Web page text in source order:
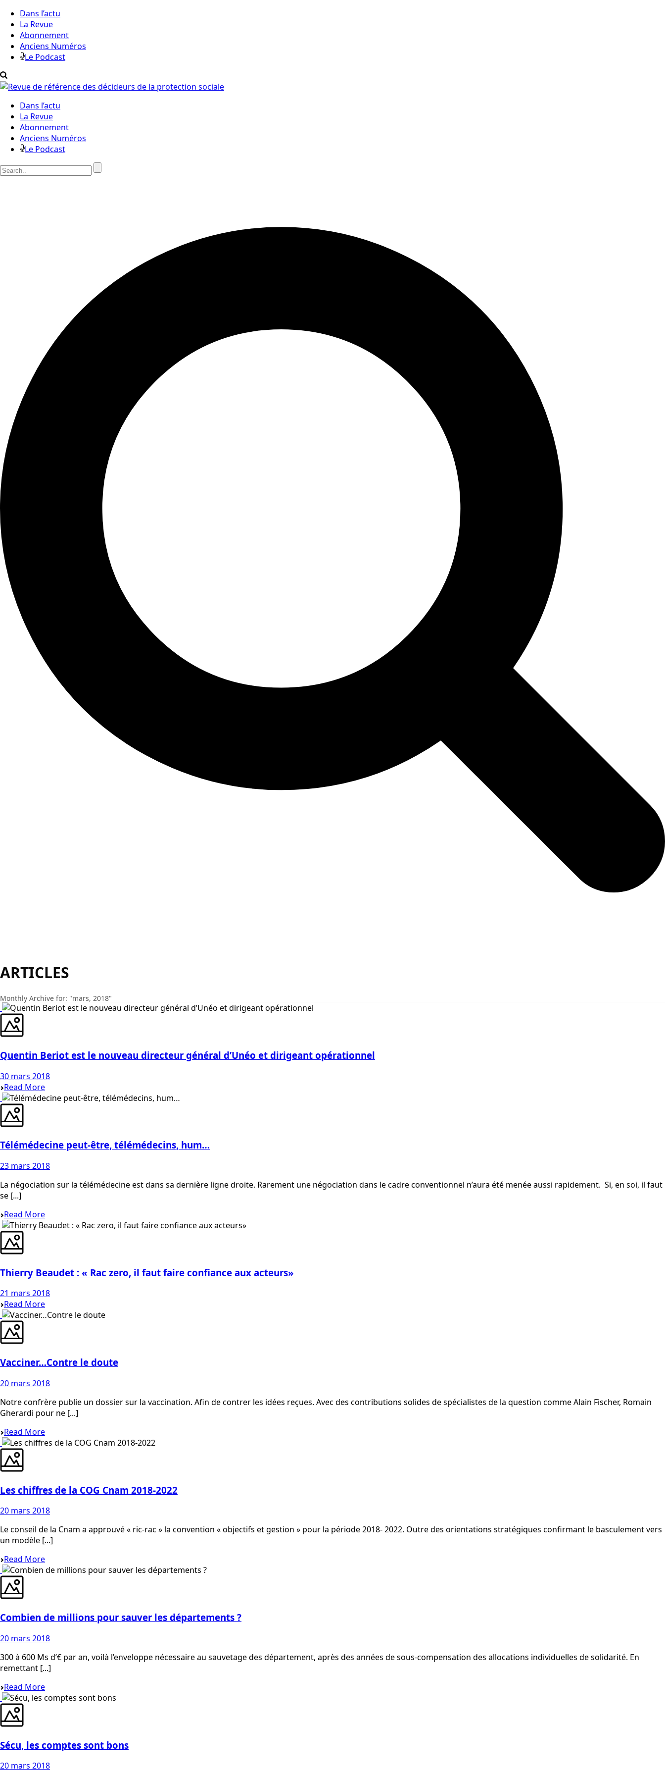
Dans l’actu
La Revue
Abonnement
Anciens Numéros
Le Podcast
Dans l’actu
La Revue
Abonnement
Anciens Numéros
Le Podcast
ARTICLES
Monthly Archive for: "mars, 2018"
Quentin Beriot est le nouveau directeur général d’Unéo et dirigeant opérationnel
30 mars 2018
Read More
Télémédecine peut-être, télémédecins, hum…
23 mars 2018
La négociation sur la télémédecine est dans sa dernière ligne droite. Rarement une négociation dans le cadre conventionnel n’aura été menée aussi rapidement. Si, en soi, il faut
se [...]
Read More
Thierry Beaudet : « Rac zero, il faut faire confiance aux acteurs»
21 mars 2018
Read More
Vacciner…Contre le doute
20 mars 2018
Notre confrère publie un dossier sur la vaccination. Afin de contrer les idées reçues. Avec des contributions solides de spécialistes de la question comme Alain Fischer, Romain
Gherardi pour ne [...]
Read More
Les chiffres de la COG Cnam 2018-2022
20 mars 2018
Le conseil de la Cnam a approuvé « ric-rac » la convention « objectifs et gestion » pour la période 2018- 2022. Outre des orientations stratégiques confirmant le basculement vers
un modèle [...]
Read More
Combien de millions pour sauver les départements ?
20 mars 2018
300 à 600 Ms d’€ par an, voilà l’enveloppe nécessaire au sauvetage des département, après des années de sous-compensation des allocations individuelles de solidarité. En
remettant [...]
Read More
Sécu, les comptes sont bons
20 mars 2018